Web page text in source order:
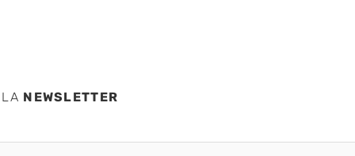
NEWSLETTER